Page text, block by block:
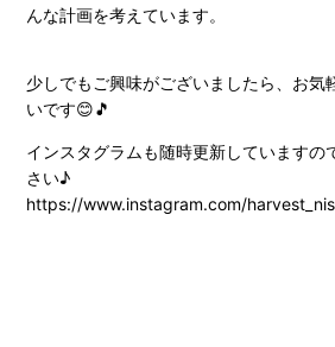
んな計画を考えています。
少しでもご興味がございましたら、お気
いです😊🎵
インスタグラムも随時更新していますの
さい♪
https://www.instagram.com/